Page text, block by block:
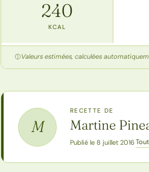
240
KCAL
Valeurs estimées, calculées
M
RECETTE DE
Martine
Publié le 8 juillet 2016·